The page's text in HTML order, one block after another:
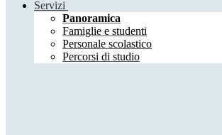
Servizi
Panoramica
Famiglie e studenti
Personale scolastico
Percorsi di studio